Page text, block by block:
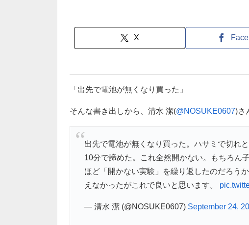
X
「出先で電池が無くなり買った」
そんな書き出しから、清水 潔(@NOSUKE0607)さ
出先で電池が無くなり買った。ハサミで切れ
10分で諦めた。これ全然開かない。もちろん
ほど「開かない実験」を繰り返したのだろう
えなかったがこれで良いと思います。
— 清水 潔 (@NOSUKE0607) September 24,